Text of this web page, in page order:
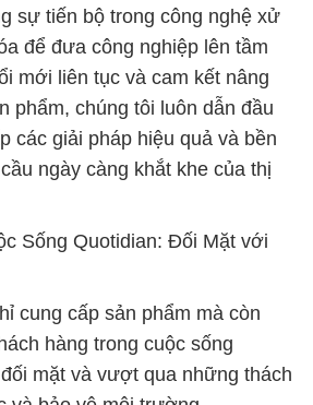
sự tiến bộ trong công nghệ xử
để đưa công nghiệp lên tầm
mới liên tục và cam kết nâng
phẩm, chúng tôi luôn dẫn đầu
các giải pháp hiệu quả và bền
ngày càng khắt khe của thị
Sống Quotidian: Đối Mặt với
cung cấp sản phẩm mà còn
hàng trong cuộc sống
mặt và vượt qua những thách